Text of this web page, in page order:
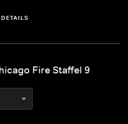
DETAILS
Fire Staffel 9